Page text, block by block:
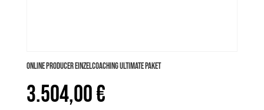
Online PRODUCER Einzelcoaching ULTIMATE Paket
3.504,00€